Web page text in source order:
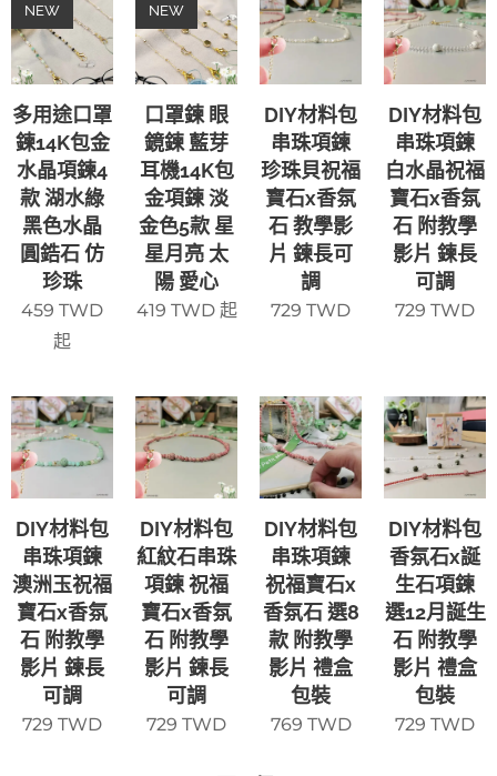
多用途口罩
鍊14K包金
水晶項鍊4
款 湖水綠
黑色水晶
圓鋯石 仿
珍珠
NEW
459 TWD
起
口罩鍊 眼
鏡鍊 藍芽
耳機14K包
金項鍊 淡
金色5款 星
星月亮 太
陽 愛心
NEW
419 TWD起
DIY材料包
串珠項鍊
珍珠貝祝福
寶石x香氛
石 教學影
片 鍊長可
調
729 TWD
DIY材料包
串珠項鍊
白水晶祝福
寶石x香氛
石 附教學
影片 鍊長
可調
729 TWD
DIY材料包
串珠項鍊
澳洲玉祝福
寶石x香氛
石 附教學
影片 鍊長
可調
729 TWD
DIY材料包
紅紋石串珠
項鍊 祝福
寶石x香氛
石 附教學
影片 鍊長
可調
729 TWD
DIY材料包
串珠項鍊
祝福寶石x
香氛石 選8
款 附教學
影片 禮盒
包裝
769 TWD
DIY材料包
香氛石x誕
生石項鍊
選12月誕生
石 附教學
影片 禮盒
包裝
729 TWD